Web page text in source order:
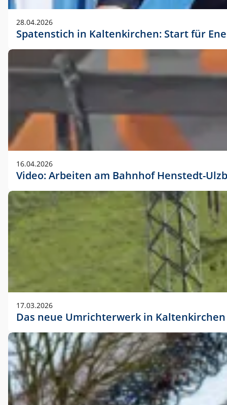
28.04.2026
Spatenstich in Kaltenkirchen: Start für
16.04.2026
Video: Arbeiten am Bahnhof Henstedt-
17.03.2026
Das neue Umrichterwerk in Kaltenkirchen